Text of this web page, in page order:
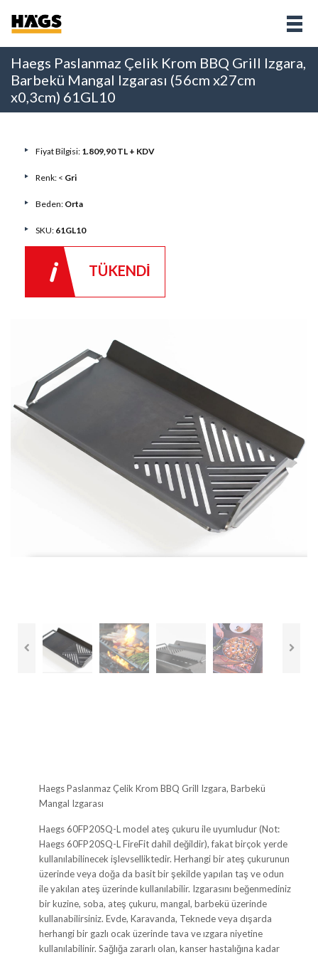
Haegs Paslanmaz Çelik Krom BBQ Grill Izgara,
Barbekü Mangal Izgarası (56cm x27cm
x0,3cm) 61GL10
Fiyat Bilgisi: 1.809,90 TL + KDV
Renk: < Gri
Beden: Orta
SKU: 61GL10
TÜKENDİ
Haegs Paslanmaz Çelik Krom BBQ Grill Izgara, Barbekü
Mangal Izgarası
Haegs 60FP20SQ-L model ateş çukuru ile uyumludur (Not:
Haegs 60FP20SQ-L FireFit dahil değildir), fakat birçok yerde
kullanılabilinecek işlevselliktedir. Herhangi bir ateş çukurunun
üzerinde veya doğa da basit bir şekilde yapılan taş ve odun
ile yakılan ateş üzerinde kullanılabilir. Izgarasını beğenmediniz
bir kuzine, soba, ateş çukuru, mangal, barbekü üzerinde
kullanabilirsiniz. Evde, Karavanda, Teknede veya dışarda
herhangi bir gazlı ocak üzerinde tava ve ızgara niyetine
kullanılabilinir. Sağlığa zararlı olan, kanser hastalığına kadar